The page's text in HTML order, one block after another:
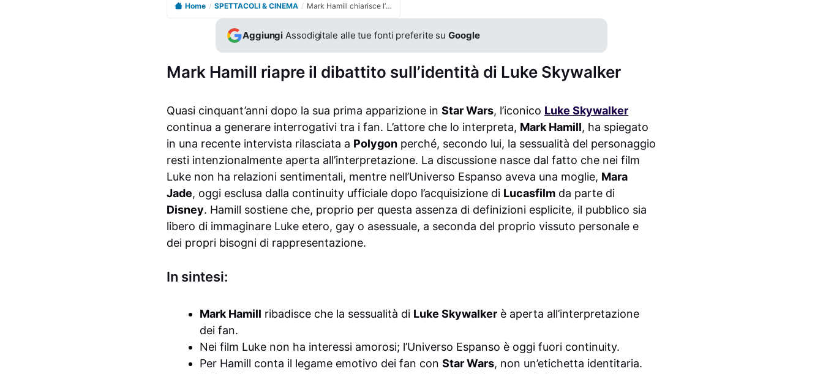
Home / SPETTACOLI & CINEMA / Mark Hamill chiarisce l’identità di Luke Skywalker e divide i fan
Aggiungi Assodigitale alle tue fonti preferite suGoogle
Mark Hamill riapre il dibattito sull’identità di Luke Skywalker
Quasi cinquant’anni dopo la sua prima apparizione in Star Wars, l’iconico Luke Skywalker
continua a generare interrogativi tra i fan. L’attore che lo interpreta, Mark Hamill, ha spiegato
in una recente intervista rilasciata a Polygon perché, secondo lui, la sessualità del personaggio
resti intenzionalmente aperta all’interpretazione. La discussione nasce dal fatto che nei film
Luke non ha relazioni sentimentali, mentre nell’Universo Espanso aveva una moglie, Mara
Jade, oggi esclusa dalla continuity ufficiale dopo l’acquisizione di Lucasfilm da parte di
Disney. Hamill sostiene che, proprio per questa assenza di definizioni esplicite, il pubblico sia
libero di immaginare Luke etero, gay o asessuale, a seconda del proprio vissuto personale e
dei propri bisogni di rappresentazione.
In sintesi:
Mark Hamill ribadisce che la sessualità di Luke Skywalker è aperta all’interpretazione
dei fan.
Nei film Luke non ha interessi amorosi; l’Universo Espanso è oggi fuori continuity.
Per Hamill conta il legame emotivo dei fan con Star Wars, non un’etichetta identitaria.